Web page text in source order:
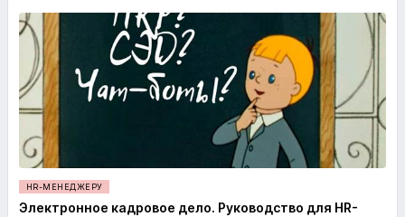
HR-МЕНЕДЖЕРУ
Электронное кадровое дело. Руководство для HR-